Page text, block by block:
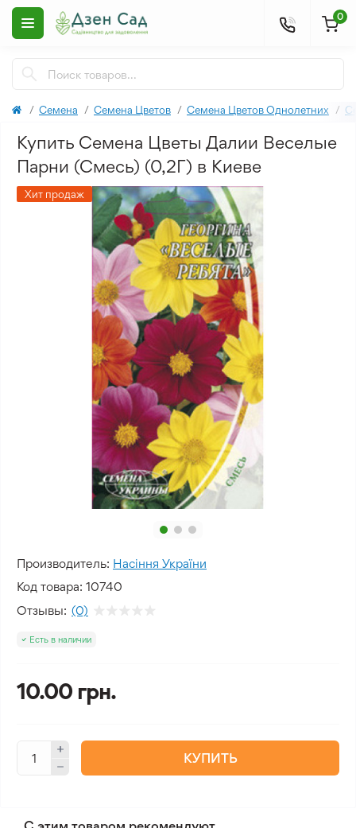
0
Семена Семена Цветов Семена Цветов Однолетних
Купить Семена Цветы Далии Веселые
Парни (Смесь) (0,2Г) в Киеве
Хит продаж
Производитель: Насіння України
Код товара: 10740
Отзывы: (0)
Есть в наличии
10.00 грн.
КУПИТЬ